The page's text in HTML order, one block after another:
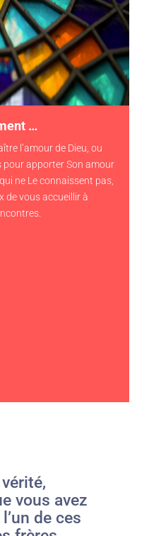
…
l’amour de Dieu, ou
pour apporter Son amour
ne Le connaissent pas,
de vous accueillir à
vous avez
de ces